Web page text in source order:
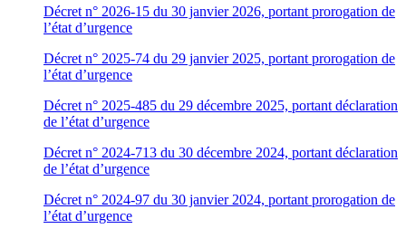
Décret n° 2026-15 du 30 janvier 2026, portant prorogation de
l’état d’urgence
Décret n° 2025-74 du 29 janvier 2025, portant prorogation de
l’état d’urgence
Décret n° 2025-485 du 29 décembre 2025, portant déclaration
de l’état d’urgence
Décret n° 2024-713 du 30 décembre 2024, portant déclaration
de l’état d’urgence
Décret n° 2024-97 du 30 janvier 2024, portant prorogation de
l’état d’urgence